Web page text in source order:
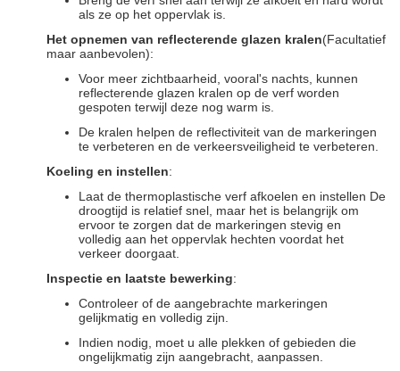
als ze op het oppervlak is.
Het opnemen van reflecterende glazen kralen(Facultatief
maar aanbevolen):
Voor meer zichtbaarheid, vooral's nachts, kunnen
reflecterende glazen kralen op de verf worden
gespoten terwijl deze nog warm is.
De kralen helpen de reflectiviteit van de markeringen
te verbeteren en de verkeersveiligheid te verbeteren.
Koeling en instellen:
Laat de thermoplastische verf afkoelen en instellen De
droogtijd is relatief snel, maar het is belangrijk om
ervoor te zorgen dat de markeringen stevig en
volledig aan het oppervlak hechten voordat het
verkeer doorgaat.
Inspectie en laatste bewerking:
Controleer of de aangebrachte markeringen
gelijkmatig en volledig zijn.
Indien nodig, moet u alle plekken of gebieden die
ongelijkmatig zijn aangebracht, aanpassen.